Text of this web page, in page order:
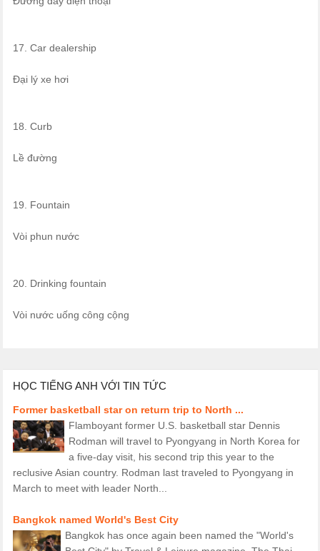
17. Car dealership
Đại lý xe hơi
18. Curb
Lề đường
19. Fountain
Vòi phun nước
20. Drinking fountain
Vòi nước uống công cộng
HỌC TIẾNG ANH VỚI TIN TỨC
Former basketball star on return trip to North ...
Flamboyant former U.S. basketball star Dennis
Rodman will travel to Pyongyang in North Korea for
a five-day visit, his second trip this year to the
reclusive Asian country. Rodman last traveled to Pyongyang in
March to meet with leader North...
Bangkok named World's Best City
Bangkok has once again been named the "World's